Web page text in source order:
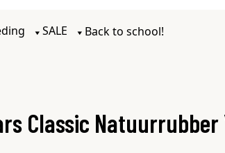
SALE Back to school!
Classic Natuurrubber